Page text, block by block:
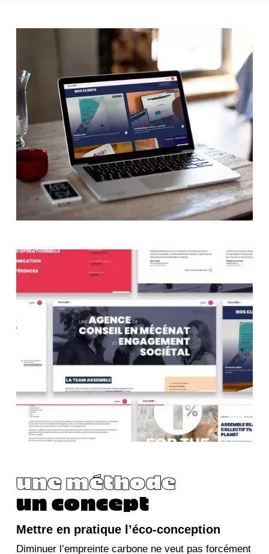
une méthode
un concept
Mettre en pratique l’éco-conception
Diminuer l’empreinte carbone ne veut pas forcément